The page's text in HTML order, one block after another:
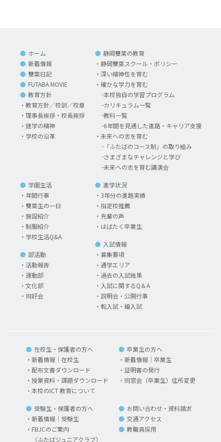
ホーム
新着情報
雙葉日記
FUTABA MOVIE
教育方針
教育方針／校訓／校章
理事長挨拶・校長挨拶
建学の精神
学校の沿革
静岡雙葉の教育
静岡雙葉スクール・ポリシー
深い精神性を育む
確かな学力を育む
本校独自の学習プログラム
カリキュラム一覧
教科一覧
6年間を見通した進路・キャリア支援
未来への志を育む
「ふたばのコース制」の取り組み
さまざまなチャレンジと学び
未来への志を育む講演会
学園生活
年間行事
雙葉生の一日
施設紹介
制服紹介
学校生活Q&A
部活動
活動報告
運動部
文化部
同好会
進学状況
3年分の進路実績
指定校推薦
先輩の声
はばたく卒業生
入試情報
募集要項
通学エリア
過去の入試結果
入試に関するQ＆A
説明会・公開行事
転入試・編入試
在校生・保護者の方へ
新着情報｜在校生
配布文書ダウンロード
授業資料・課題ダウンロード
本校のICT 教育について
卒業生の方へ
新着情報｜卒業生
証明書の発行
同窓会（卒業生）住所変更
受験生・保護者の方へ
新着情報｜受験生
FBJCのご案内
（ふたばジュニアクラブ）
お問い合わせ・資料請求
交通アクセス
教職員採用